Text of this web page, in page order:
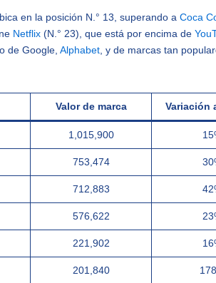
en la posición N.° 13, superando a Coca
Netflix (N.° 23), que está por encima de
de Google, Alphabet, y de marcas tan
Valor de marca Variación
1,015,900
753,474
712,883
576,622
221,902
201,840